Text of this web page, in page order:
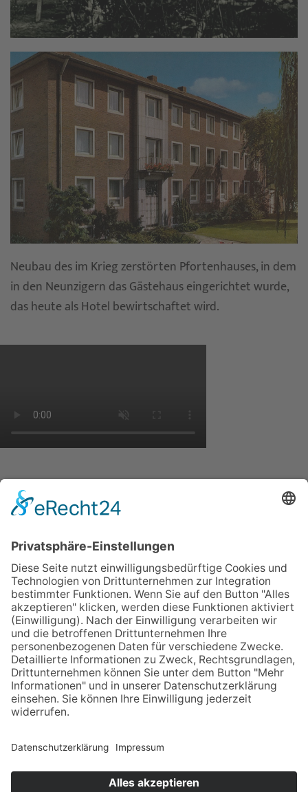
Neubau des im Krieg zerstörten Pfortenhauses, in dem
in den Neunzigern das Gästehaus eingerichtet wurde,
das heute als Hotel bewirtschaftet wird.
Hotel Haus vom Guten Hirten
Mauritz-Lindenweg 61
Telefon0251 3787-0
Telefax 0251 3787-460
hotel@guterhirte.de
Der Integrationsbetrieb Hotel Haus vom Guten Hirten
wird durch finanzielle Mittel der Stiftung
Wohlfahrtspflege, des Landes Nordrhein-Westfalen
(MAGS), des LWL und der Aktion Mensch gefördert.